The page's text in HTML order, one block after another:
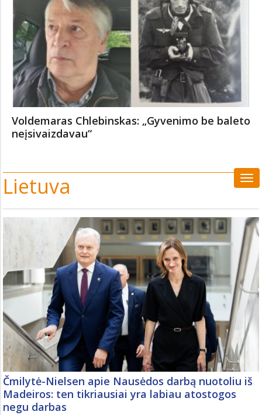
Voldemaras Chlebinskas: „Gyvenimo be baleto
neįsivaizdavau“
Lietuva
Čmilytė-Nielsen apie Nausėdos darbą nuotoliu iš
Madeiros: ten tikriausiai yra labiau atostogos
negu darbas